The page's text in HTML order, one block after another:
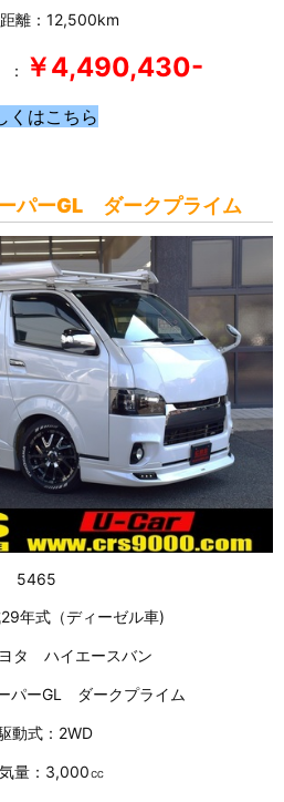
距離：12,500km
￥4,490,430-
くはこちら
パーGL ダークプライム
5465
29年式（ディーゼル車)
ヨタ ハイエースバン
パーGL ダークプライム
動式：2WD
気量：3,000㏄